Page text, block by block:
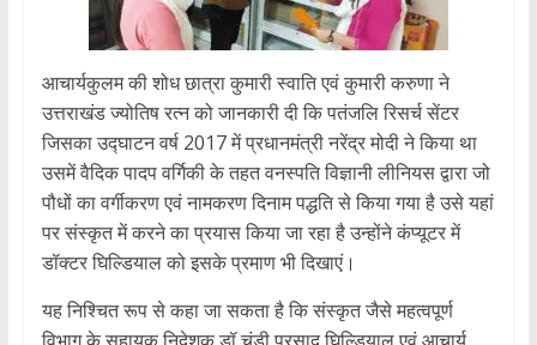
आचार्यकुलम की शोध छात्रा कुमारी स्वाति एवं कुमारी करुणा ने
उत्तराखंड ज्योतिष रत्न को जानकारी दी कि पतंजलि रिसर्च सेंटर
जिसका उद्घाटन वर्ष 2017 में प्रधानमंत्री नरेंद्र मोदी ने किया था
उसमें वैदिक पादप वर्गिकी के तहत वनस्पति विज्ञानी लीनियस द्वारा जो
पौधों का वर्गीकरण एवं नामकरण दिनाम पद्धति से किया गया है उसे यहां
पर संस्कृत में करने का प्रयास किया जा रहा है उन्होंने कंप्यूटर में
डॉक्टर घिल्डियाल को इसके प्रमाण भी दिखाएं।
यह निश्चित रूप से कहा जा सकता है कि संस्कृत जैसे महत्वपूर्ण